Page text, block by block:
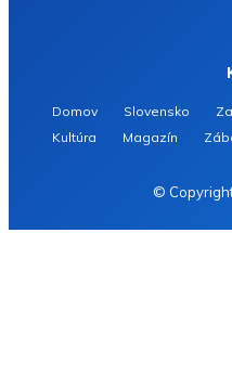
Domov Slovensko
Kultúra
Magazín
©